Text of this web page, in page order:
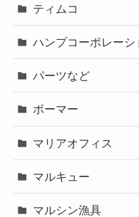
ティムコ
ハンプコーポレーシ
パーツなど
ボーマー
マリアオフィス
マルキュー
マルシン漁具